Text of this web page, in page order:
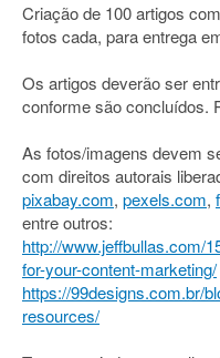
Criação de 100 artigos
fotos cada, para entrega
Os artigos deverão ser
conforme são concluídos.
As fotos/imagens devem
com direitos autorais
pixabay.com, pexels.com,
entre outros:
http://www.jeffbullas.com/
for-your-content-marketing/
https://99designs.com.br/
resources/